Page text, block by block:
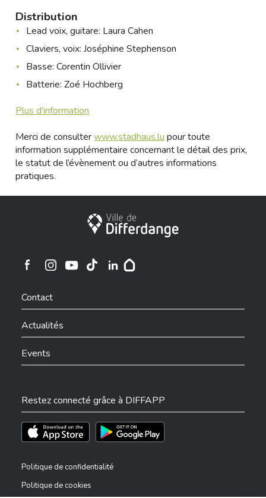
Distribution
Lead voix, guitare: Laura Cahen
Claviers, voix: Joséphine Stephenson
Basse: Corentin Ollivier
Batterie: Zoé Hochberg
Plus d'information
Merci de consulterwww.stadhaus.lu pour toute
information supplémentaire concernant le détail des prix,
le statut de l’évènement ou d’autres informations
pratiques.
Ville de Differdange
Ville de Differdange sur Instagram
Contact
Actualités
Events
Restez connecté grâce à DIFFAPP
Téléchargez l'app sur l'App StoreTéléchargez l'app sur Play Store
Politique de confidentialité
Politique de cookies